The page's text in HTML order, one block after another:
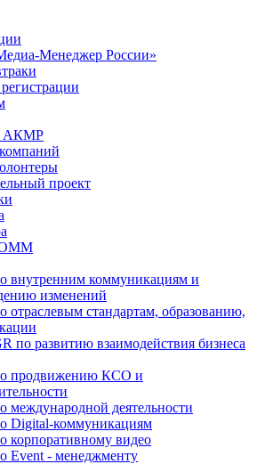
Менеджер России»
АКМР
проект
внутренним коммуникациям и
изменений
отраслевым стандартам, образованию,
по развитию взаимодействия бизнеса
продвижению КСО и
международной деятельности
Digital-коммуникациям
корпоративному видео
Event - менеджменту